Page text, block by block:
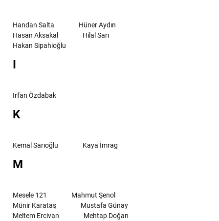
Handan Salta
Hüner Aydın
Hasan Aksakal
Hilal Sarı
Hakan Sipahioğlu
I
Irfan Özdabak
K
Kemal Sarıoğlu Kaya İmrag
M
Mesele 121
Mahmut Şenol
Münir Karataş
Mustafa Günay
Meltem Ercivan
Mehtap Doğan